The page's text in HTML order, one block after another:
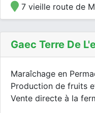
7 vieille route de
Gaec Terre De
Maraîchage en
Production de fruits
Vente directe à la